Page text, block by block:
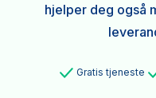
hjelper deg også
Gratis tjeneste